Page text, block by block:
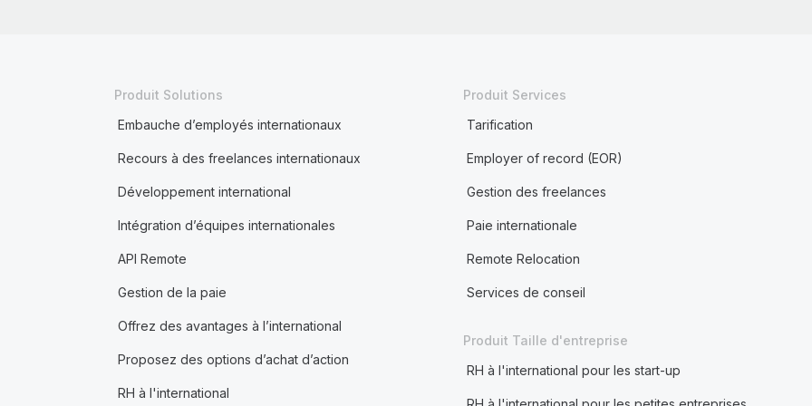
Produit Solutions
Embauche d’employés internationaux
Recours à des freelances internationaux
Développement international
Intégration d’équipes internationales
API Remote
Gestion de la paie
Offrez des avantages à l’international
Proposez des options d’achat d’action
RH à l'international
Produit Services
Tarification
Employer of record (EOR)
Gestion des freelances
Paie internationale
Remote Relocation
Services de conseil
Produit Taille d'entreprise
RH à l'international pour les start-up